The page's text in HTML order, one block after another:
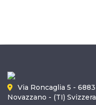
Via Roncaglia 5 - 6883
Novazzano - (TI) Svizzera